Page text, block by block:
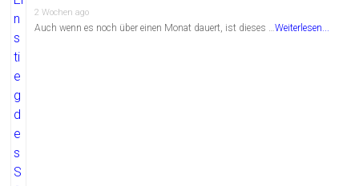
2 Wochen ago
Auch wenn es noch über einen Monat dauert, ist dieses …Weiterlesen...